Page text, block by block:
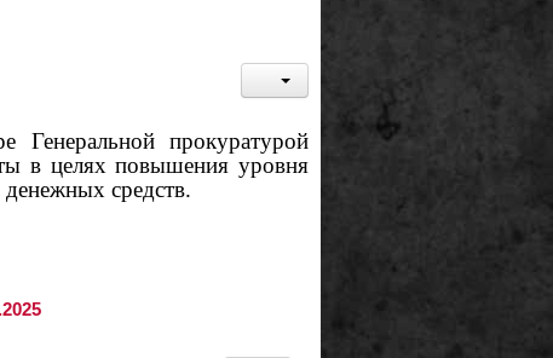
Генеральной прокуратурой
в целях повышения уровня
средств.